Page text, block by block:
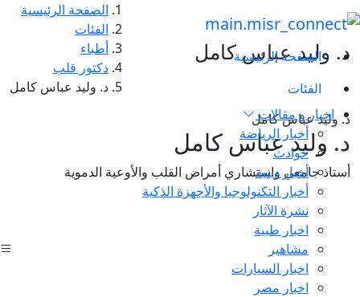
الصفحة الرئيسية
الفئات
اخبار و مقالات
أخبار الرياضة
حوادث
أخبار دينية
أخبار التكنولوجيا والأجهزة الذكية
نشرة الآثار
اخبار طبية
مشاهير
اخبار السيارات
اخبار مصر
د. وليد عباس كامل
الصفحة الرئيسية
الفئات
أطباء
دكتور قلب
د. وليد عباس كامل
د. وليد عباس كامل
د. وليد عباس كامل
أستاذ جامعي واستشاري أمراض القلب والأوعية الدموية